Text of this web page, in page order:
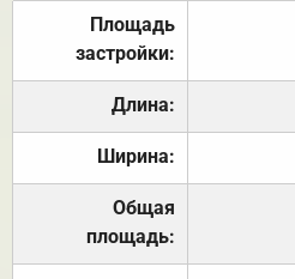
Площадь
застройки:
Длина:
Ширина:
Общая
площадь: